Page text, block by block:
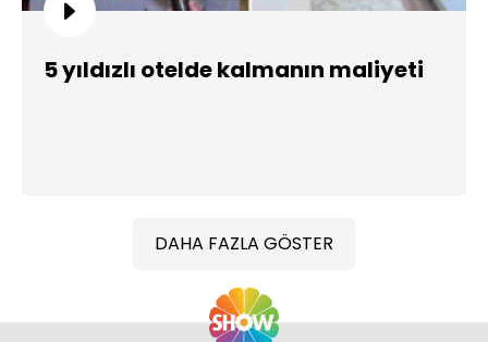
5 yıldızlı otelde kalmanın maliyeti
DAHA FAZLA GÖSTER